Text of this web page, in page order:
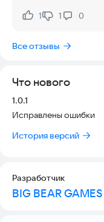
Используйте
вором в мире!
🎭
Нравится:
1Не нравится:
1 0
Все отзывы
Что нового
Версия:
1.0.1
Исправлены ошибки
История версий
Разработчик
BIG BEAR GAMES